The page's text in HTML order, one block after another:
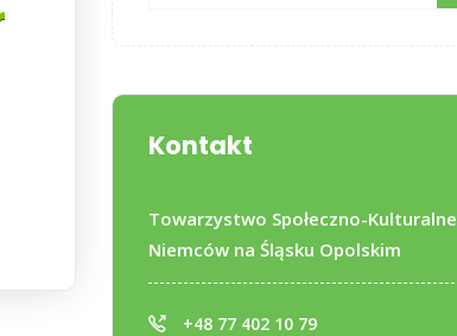
Kontakt
Towarzystwo Społeczno-Kulturalne
Niemców na Śląsku Opolskim
+48 77 402 10 79